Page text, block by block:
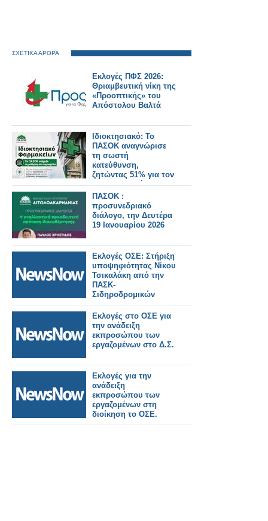
ΣΧΕΤΙΚΑ ΑΡΘΡΑ
Εκλογές ΠΦΣ 2026:
Θριαμβευτική νίκη της
«Προοπτικής» του
Απόστολου Βαλτά
Ιδιοκτησιακό: Το
ΠΑΣΟΚ αναγνώρισε
τη σωστή
κατεύθυνση,
ζητώντας 51% για τον
φαρμακοποιό
ΠΑΣΟΚ :
προσυνεδριακό
διάλογο, την Δευτέρα
19 Ιανουαρίου 2026
Εκλογές ΟΣΕ: Στήριξη
υποψηφιότητας Νίκου
Τσικαλάκη από την
ΠΑΣΚ-
Σιδηροδρομικών
Εκλογές στο ΟΣΕ για
την ανάδειξη
εκπροσώπου των
εργαζομένων στο Δ.Σ.
Εκλογές για την
ανάδειξη
εκπροσώπου των
εργαζομένων στη
διοίκηση το ΟΣΕ.